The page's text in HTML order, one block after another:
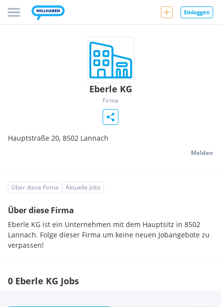
Einloggen
Eberle KG
Firma
Hauptstraße 20, 8502 Lannach
Melden
Über diese Firma Aktuelle Jobs
Über diese Firma
Eberle KG ist ein Unternehmen mit dem Hauptsitz in 8502
Lannach. Folge dieser Firma um keine neuen Jobangebote zu
verpassen!
0 Eberle KG Jobs